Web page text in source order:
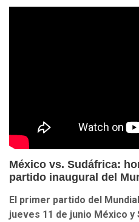
México vs. Sudáfrica:
partido inaugural del
El primer partido del
jueves 11 de junio México y